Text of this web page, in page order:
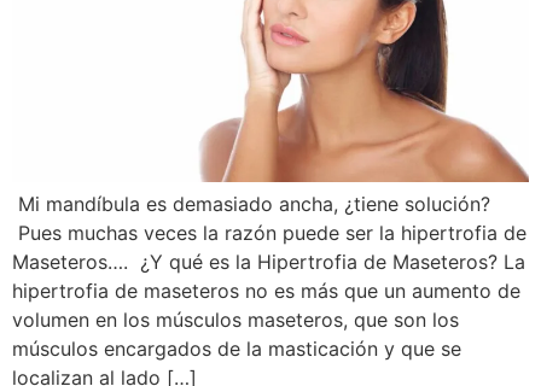
Mi mandíbula es demasiado ancha, ¿tiene solución?
Pues muchas veces la razón puede ser la hipertrofia de
Maseteros…. ¿Y qué es la Hipertrofia de Maseteros? La
hipertrofia de maseteros no es más que un aumento de
volumen en los músculos maseteros, que son los
músculos encargados de la masticación y que se
localizan al lado […]